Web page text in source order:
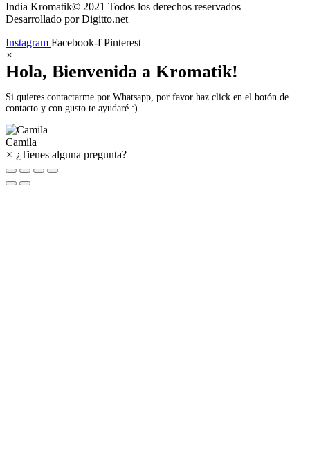
India Kromatik© 2021 Todos los derechos reservados
Desarrollado por Digitto.net
Instagram Facebook-f Pinterest
×
Hola, Bienvenida a Kromatik!
Si quieres contactarme por Whatsapp, por favor haz click en el botón de
contacto y con gusto te ayudaré :)
Camila
× ¿Tienes alguna pregunta?